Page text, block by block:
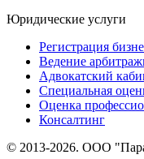
Юридические услуги
Регистрация
Ведение
Адвокатский
Специальная
Оценка
Консалтинг
© 2013-2026. ООО